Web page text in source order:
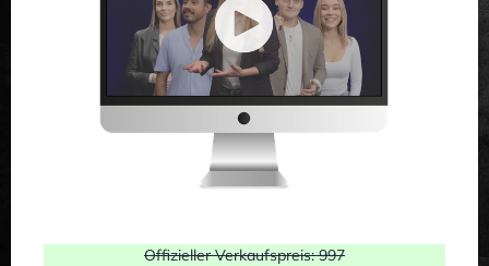
Offizieller Verkaufspreis: 997